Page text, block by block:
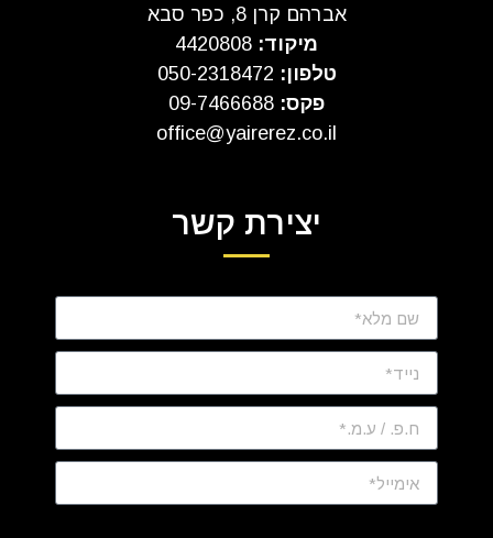
אברהם קרן 8, כפר סבא
מיקוד:
טלפון:
פקס: 09-7466688
office@yairerez.co.il
יצירת קשר